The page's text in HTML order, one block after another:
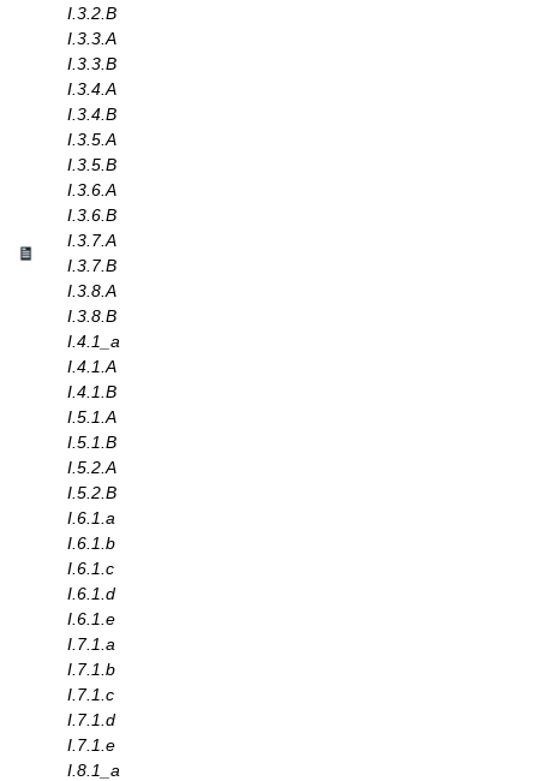
I.3.2.B
I.3.3.A
I.3.3.B
I.3.4.A
I.3.4.B
I.3.5.A
I.3.5.B
I.3.6.A
I.3.6.B
I.3.7.A
I.3.7.B
I.3.8.A
I.3.8.B
I.4.1_a
I.4.1.A
I.4.1.B
I.5.1.A
I.5.1.B
I.5.2.A
I.5.2.B
I.6.1.a
I.6.1.b
I.6.1.c
I.6.1.d
I.6.1.e
I.7.1.a
I.7.1.b
I.7.1.c
I.7.1.d
I.7.1.e
I.8.1_a